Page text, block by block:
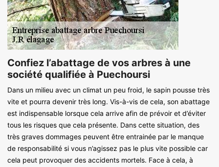
Confiez l’abattage de vos arbres à une
société qualifiée à Puechoursi
Dans un milieu avec un climat un peu froid, le sapin pousse très
vite et pourra devenir très long. Vis-à-vis de cela, son abattage
est indispensable lorsque cela arrive afin de prévoir et d’éviter
tous les risques que cela présente. Dans cette situation, des
très graves dommages peuvent être entrainée par le manque
de responsabilité si vous n’agissez pas le plus vite possible car
cela peut provoquer des accidents mortels. Face à cela, à